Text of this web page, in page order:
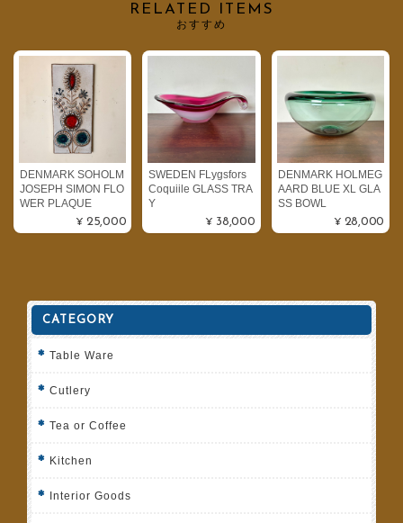
RELATED ITEMS
おすすめ
DENMARK SOHOLM
JOSEPH SIMON FLO
WER PLAQUE
¥25,000
SWEDEN FLygsfors
Coquiile GLASS TRA
Y
¥38,000
DENMARK HOLMEG
AARD BLUE XL GLA
SS BOWL
¥28,000
CATEGORY
Table Ware
Cutlery
Tea or Coffee
Kitchen
Interior Goods